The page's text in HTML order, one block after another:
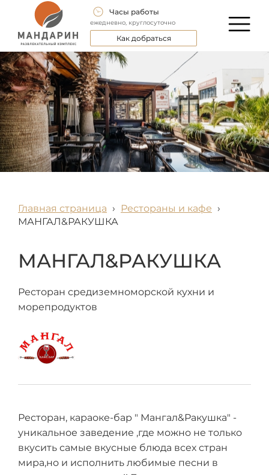
Часы работы
ежедневно, круглосуточно
Как добраться
Главная страница › Рестораны и кафе ›
МАНГАЛ&РАКУШКА
МАНГАЛ&РАКУШКА
Ресторан средиземноморской кухни и
морепродуктов
Ресторан, караоке-бар " Мангал&Ракушка" -
уникальное заведение ,где можно не только
вкусить самые вкусные блюда всех стран
мира,но и исполнить любимые песни в